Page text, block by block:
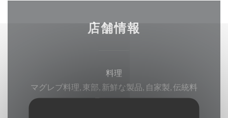
店舗情報
料理
マグレブ料理, 東部, 新鮮な製品, 自家製, 伝統料
理, モロッコ